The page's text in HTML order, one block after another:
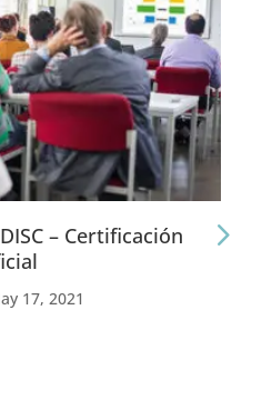
– Certificación
17, 2021